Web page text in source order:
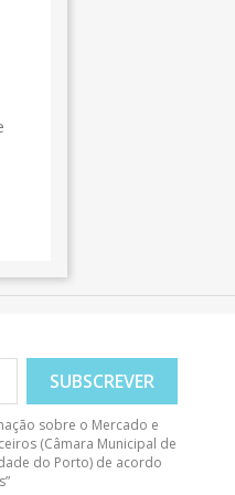
sobre o Mercado e
(Câmara Municipal de
do Porto) de acordo